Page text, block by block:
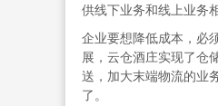
供线下业务和线上业务
企业要想降低成本，必
展，云仓酒庄实现了仓
送，加大末端物流的业
了。